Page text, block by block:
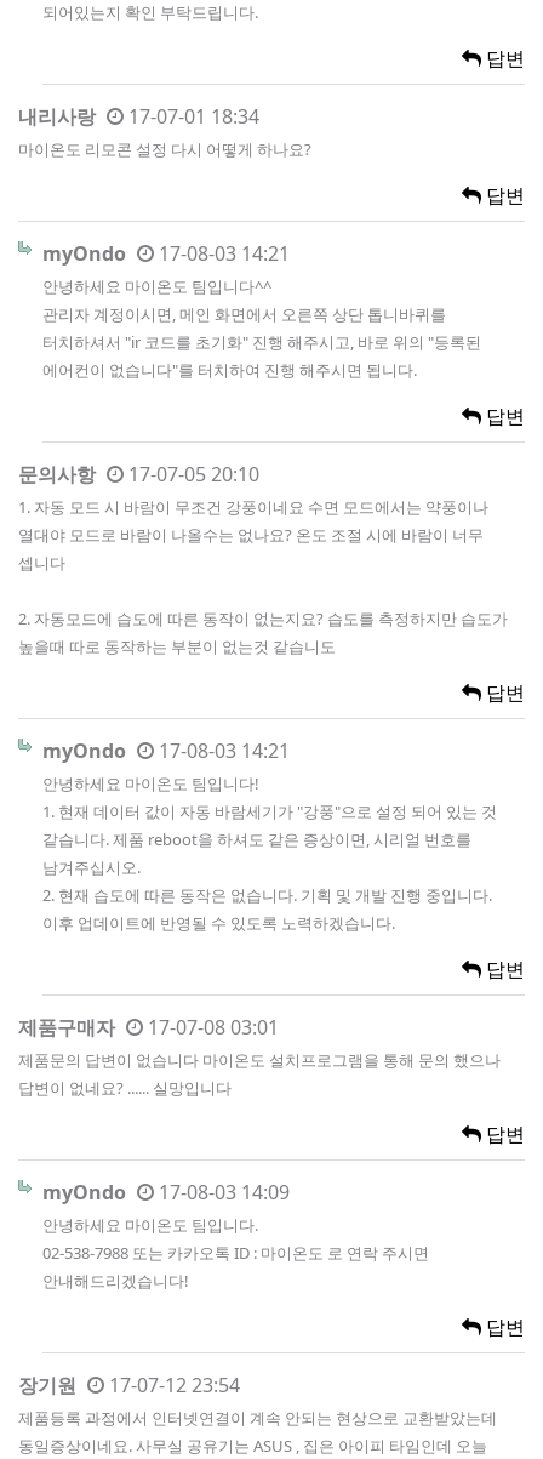
되어있는지 확인 부탁드립니다.
답변
내리사랑 17-07-01 18:34
마이온도 리모콘 설정 다시 어떻게 하나요?
답변
myOndo 17-08-03 14:21
안녕하세요 마이온도 팀입니다^^
관리자 계정이시면, 메인 화면에서 오른쪽 상단 톱니바퀴를
터치하셔서 "ir 코드를 초기화" 진행 해주시고, 바로 위의 "등록된
에어컨이 없습니다"를 터치하여 진행 해주시면 됩니다.
답변
문의사항 17-07-05 20:10
1. 자동 모드 시 바람이 무조건 강풍이네요 수면 모드에서는 약풍이나
열대야 모드로 바람이 나올수는 없나요? 온도 조절 시에 바람이 너무
셉니다
2. 자동모드에 습도에 따른 동작이 없는지요? 습도를 측정하지만 습도가
높을때 따로 동작하는 부분이 없는것 같습니도
답변
myOndo 17-08-03 14:21
안녕하세요 마이온도 팀입니다!
1. 현재 데이터 값이 자동 바람세기가 "강풍"으로 설정 되어 있는 것
같습니다. 제품 reboot을 하셔도 같은 증상이면, 시리얼 번호를
남겨주십시오.
2. 현재 습도에 따른 동작은 없습니다. 기획 및 개발 진행 중입니다.
이후 업데이트에 반영될 수 있도록 노력하겠습니다.
답변
제품구매자 17-07-08 03:01
제품문의 답변이 없습니다 마이온도 설치프로그램을 통해 문의 했으나
답변이 없네요? ...... 실망입니다
답변
myOndo 17-08-03 14:09
안녕하세요 마이온도 팀입니다.
02-538-7988 또는 카카오톡 ID : 마이온도 로 연락 주시면
안내해드리겠습니다!
답변
장기원 17-07-12 23:54
제품등록 과정에서 인터넷연결이 계속 안되는 현상으로 교환받았는데
동일증상이네요. 사무실 공유기는 ASUS , 집은 아이피 타임인데 오늘